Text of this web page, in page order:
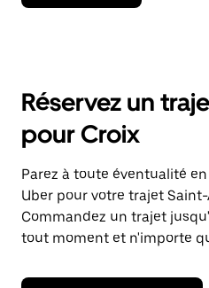
la
ouvrir
calendrier
et
sélectionner
une
date.
Appuyez
sur
la
Échap
Réservez un
pour Croix
Parez à toute éventualité
Uber pour votre trajet
Commandez un trajet
tout moment et n'importe